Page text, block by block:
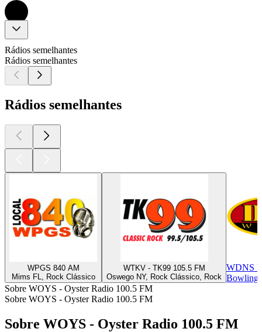
Rádios semelhantes
Rádios semelhantes
Rádios semelhantes
WPGS 840 AM
Mims FL, Rock Clássico
WTKV - TK99 105.5 FM
Oswego NY, Rock Clássico, Rock
WDNS
Bowling
Sobre WOYS - Oyster Radio 100.5 FM
Sobre WOYS - Oyster Radio 100.5 FM
Sobre WOYS - Oyster Radio 100.5 FM